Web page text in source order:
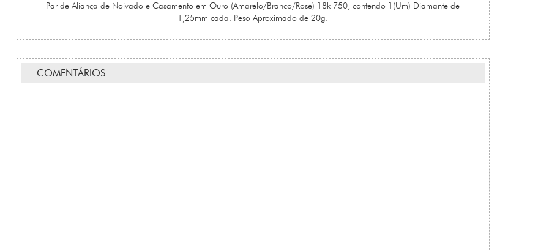
Par de Aliança de Noivado e Casamento em Ouro (Amarelo/Branco/Rose) 18k 750, contendo 1(Um) Diamante de
1,25mm cada. Peso Aproximado de 20g.
COMENTÁRIOS